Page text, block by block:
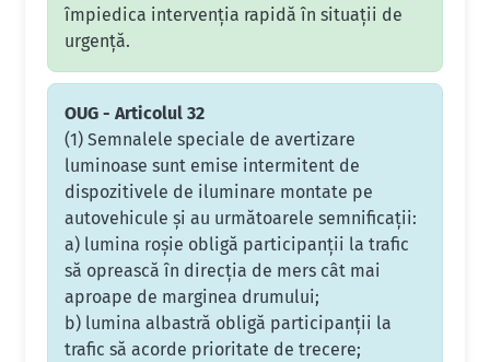
împiedica intervenția rapidă în situații de
urgență.
OUG - Articolul 32
(1) Semnalele speciale de avertizare
luminoase sunt emise intermitent de
dispozitivele de iluminare montate pe
autovehicule şi au următoarele semnificaţii:
a) lumina roşie obligă participanţii la trafic
să oprească în direcţia de mers cât mai
aproape de marginea drumului;
b) lumina albastră obligă participanţii la
trafic să acorde prioritate de trecere;